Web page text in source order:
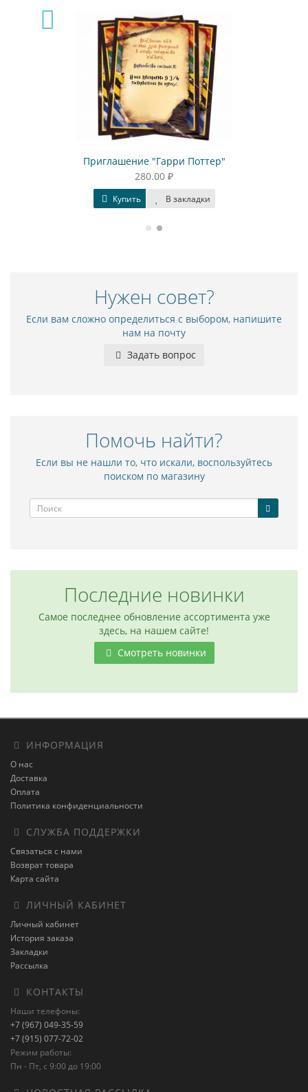
Приглашение "Гарри Поттер"
280.00 ₽
Купить В закладки
Нужен совет?
Если вам сложно определиться с выбором, напишите
нам на почту
Задать вопрос
Помочь найти?
Если вы не нашли то, что искали, воспользуйтесь
поиском по магазину
Последние новинки
Самое последнее обновление ассортимента уже
здесь, на нашем сайте!
Смотреть новинки
ИНФОРМАЦИЯ
О нас
Доставка
Оплата
Политика конфиденциальности
СЛУЖБА ПОДДЕРЖКИ
Связаться с нами
Возврат товара
Карта сайта
ЛИЧНЫЙ КАБИНЕТ
Личный кабинет
История заказа
Закладки
Рассылка
КОНТАКТЫ
Наши телефоны:
+7 (967) 049-35-59
+7 (915) 077-72-02
Режим работы:
Пн - Пт, с 9:00 до 19:00